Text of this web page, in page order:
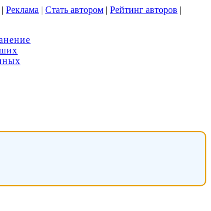
| Реклама | Стать автором | Рейтинг авторов |